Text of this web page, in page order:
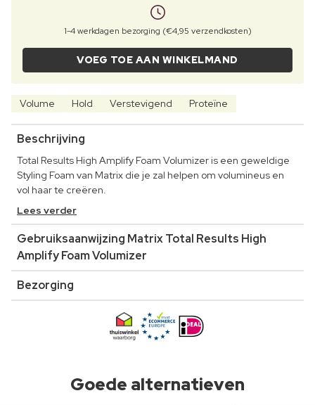
1-4 werkdagen bezorging (€4,95 verzendkosten)
VOEG TOE AAN WINKELMAND
Volume Hold Verstevigend Proteïne
Beschrijving
Total Results High Amplify Foam Volumizer is een geweldige
Styling Foam van Matrix die je zal helpen om volumineus en
vol haar te creëren.
Lees verder
Gebruiksaanwijzing Matrix Total Results High
Amplify Foam Volumizer
Bezorging
Goede alternatieven